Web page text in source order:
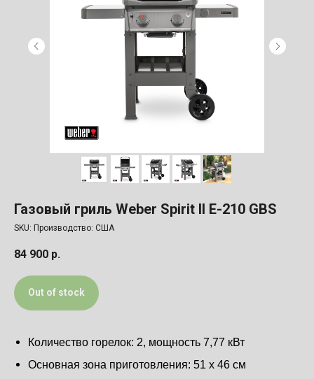
Газовый гриль Weber Spirit II E-210 GBS
SKU: Производство: США
84 900 р.
Out of stock
Количество горелок: 2, мощность 7,77 кВт
Основная зона приготовления: 51 х 46 см